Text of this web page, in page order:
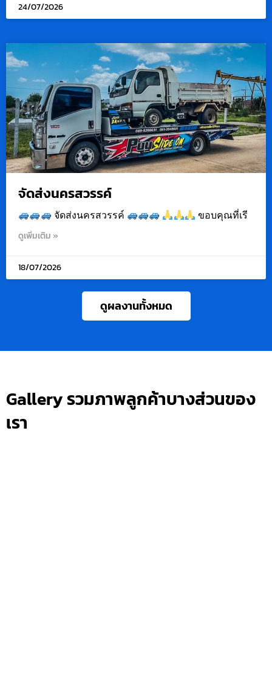
24/07/2026
จัดส่งนครสวรรค์
จัดส่งนครสวรรค์ ขอบคุณที่เรี
ดูเพิ่มเติม »
18/07/2026
ดูผลงานทั้งหมด
Gallery รวมภาพลูกค้าบางส่วนของ
เรา